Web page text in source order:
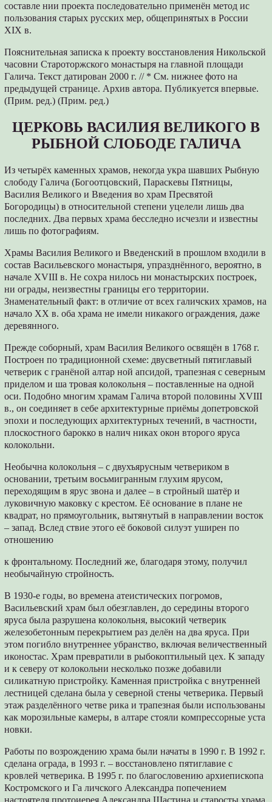
составле нии проекта последовательно применён метод ис
пользования старых русских мер, общепринятых в России
XIX в.
Пояснительная записка к проекту восстановления Никольской
часовни Староторжского монастыря на главной площади
Галича. Текст датирован 2000 г. // * См. нижнее фото на
предыдущей странице. Архив автора. Публикуется впервые.
(Прим. ред.) (Прим. ред.)
ЦЕРКОВЬ ВАСИЛИЯ ВЕЛИКОГО В
РЫБНОЙ СЛОБОДЕ ГАЛИЧА
Из четырёх каменных храмов, некогда укра шавших Рыбную
слободу Галича (Богоотцовский, Параскевы Пятницы,
Василия Великого и Введения во храм Пресвятой
Богородицы) в относительной степени уцелели лишь два
последних. Два первых храма бесследно исчезли и известны
лишь по фотографиям.
Храмы Василия Великого и Введенский в прошлом входили в
состав Васильевского монастыря, упразднённого, вероятно, в
начале XVIII в. Не сохра нилось ни монастырских построек,
ни ограды, неизвестны границы его территории.
Знаменательный факт: в отличие от всех галичских храмов, на
начало XX в. оба храма не имели никакого ограждения, даже
деревянного.
Прежде соборный, храм Василия Великого освящён в 1768 г.
Построен по традиционной схеме: двусветный пятиглавый
четверик с гранёной алтар ной апсидой, трапезная с северным
приделом и ша тровая колокольня – поставленные на одной
оси. Подобно многим храмам Галича второй половины XVIII
в., он соединяет в себе архитектурные приёмы допетровской
эпохи и последующих архитектурных течений, в частности,
плоскостного барокко в налич никах окон второго яруса
колокольни.
Необычна колокольня – с двухъярусным четвериком в
основании, третьим восьмигранным глухим ярусом,
переходящим в ярус звона и далее – в стройный шатёр и
луковичную маковку с крестом. Её основание в плане не
квадрат, но прямоугольник, вытянутый в направлении восток
– запад. Вслед ствие этого её боковой силуэт уширен по
отношению
к фронтальному. Последний же, благодаря этому, получил
необычайную стройность.
В 1930-е годы, во времена атеистических погромов,
Васильевский храм был обезглавлен, до середины второго
яруса была разрушена колокольня, высокий четверик
железобетонным перекрытием раз делён на два яруса. При
этом погибло внутреннее убранство, включая величественный
иконостас. Храм превратили в рыбокоптильный цех. К западу
и к северу от колокольни несколько позже добавили
силикатную пристройку. Каменная пристройка с внутренней
лестницей сделана была у северной стены четверика. Первый
этаж разделённого четве рика и трапезная были использованы
как морозильные камеры, в алтаре стояли компрессорные уста
новки.
Работы по возрождению храма были начаты в 1990 г. В 1992 г.
сделана ограда, в 1993 г. – восстановлено пятиглавие с
кровлей четверика. В 1995 г. по благословению архиепископа
Костромского и Га личского Александра попечением